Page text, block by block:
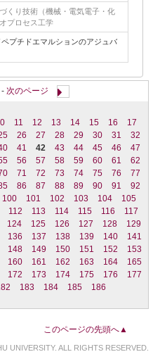
くり技術（機械・電気電子・化
プロセス工学
ペプチドエマルションのアジュバ
- 次のページ
11 12 13 14 15 16
17
26 27 28 29 30 31
32
41 42 43 44 45 46
47
56 57 58 59 60 61
62
71 72 73 74 75 76
77
86 87 88 89 90 91
92
100 101 102 103 104
105
112 113 114 115 116
117
124 125 126 127 128
129
136 137 138 139 140
141
148 149 150 151 152
153
160 161 162 163 164
165
172 173 174 175 176
177
183 184 185 186
このページの先頭へ▲
UNIVERSITY. ALL RIGHTS RESERVED.